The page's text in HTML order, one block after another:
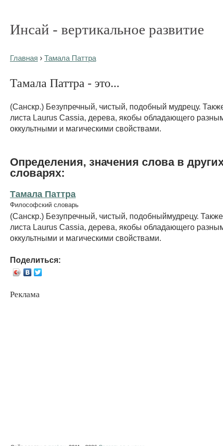
Инсай - вертикальное развитие
Главная › Тамала Паттра
Тамала Паттра - это...
(Санскр.) Безупречный, чистый, подобный мудрецу.
листа Laurus Cassia, дерева, якобы обладающего
оккультными и магическими свойствами.
Определения, значения слова в
словарях:
Тамала Паттра
Философский словарь
(Санскр.) Безупречный, чистый, подобныймудрецу.
листа Laurus Cassia, дерева, якобы обладающего
оккультными и магическими свойствами.
Поделиться:
Реклама